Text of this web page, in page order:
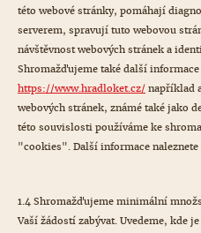
této webové stránky, pomáhají
serverem, spravují tuto webovou
návštěvnost webových stránek a
Shromažďujeme také další
https://www.hradloket.cz/ například
webových stránek, známé také jako
této souvislosti používáme ke
"cookies". Další informace naleznete
1.4 Shromažďujeme minimální
Vaší žádostí zabývat. Uvedeme, kde